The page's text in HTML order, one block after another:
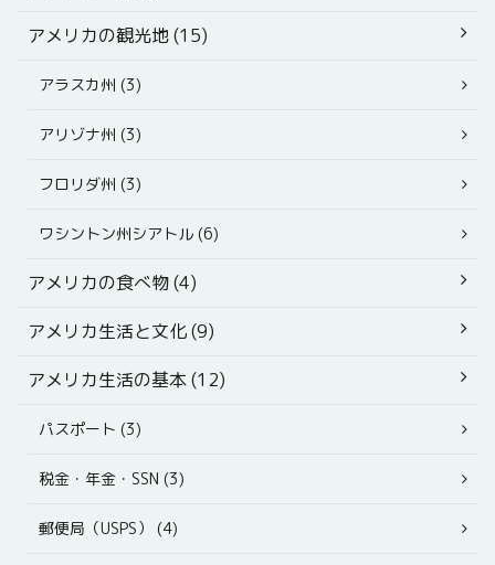
アメリカの観光地 (15)
アラスカ州 (3)
アリゾナ州 (3)
フロリダ州 (3)
ワシントン州シアトル (6)
アメリカの食べ物 (4)
アメリカ生活と文化 (9)
アメリカ生活の基本 (12)
パスポート (3)
税金・年金・SSN (3)
郵便局（USPS） (4)